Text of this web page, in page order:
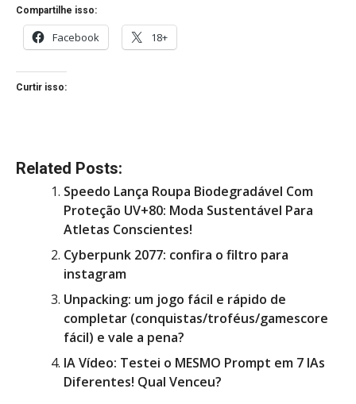
Compartilhe isso:
Facebook 18+
Curtir isso:
Related Posts:
Speedo Lança Roupa Biodegradável Com
Proteção UV+80: Moda Sustentável Para
Atletas Conscientes!
Cyberpunk 2077: confira o filtro para
instagram
Unpacking: um jogo fácil e rápido de
completar (conquistas/troféus/gamescore
fácil) e vale a pena?
IA Vídeo: Testei o MESMO Prompt em 7 IAs
Diferentes! Qual Venceu?